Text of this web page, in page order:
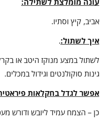
עונה מומלצת לשתילה:
אביב, קיץ וסתיו.
איך לשתול:.
לשתול במצע מנוקז היטב או
גינות סוקולנטים וגידול במכלים.
אפשר לגדל בחקלאות
כן – הצמח עמיד ליובש ודורש